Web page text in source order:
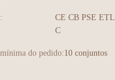
CE CB PSE
C
do pedido:10 conjuntos